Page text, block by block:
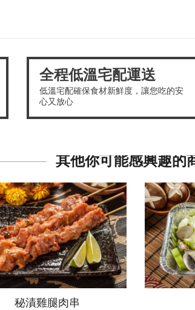
全程低溫宅配運送
低溫宅配確保食材新鮮度，讓您吃的安
心又放心
其他你可能感興趣的
秘漬雞腿肉串